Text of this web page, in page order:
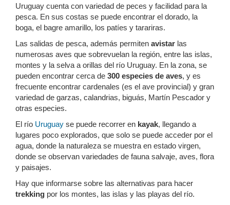
Uruguay cuenta con variedad de peces y facilidad para la
pesca. En sus costas se puede encontrar el dorado, la
boga, el bagre amarillo, los patíes y tarariras.
Las salidas de pesca, además permiten avistar las
numerosas aves que sobrevuelan la región, entre las islas,
montes y la selva a orillas del río Uruguay. En la zona, se
pueden encontrar cerca de 300 especies de aves, y es
frecuente encontrar cardenales (es el ave provincial) y gran
variedad de garzas, calandrias, biguás, Martín Pescador y
otras especies.
El río Uruguay se puede recorrer en kayak, llegando a
lugares poco explorados, que solo se puede acceder por el
agua, donde la naturaleza se muestra en estado virgen,
donde se observan variedades de fauna salvaje, aves, flora
y paisajes.
Hay que informarse sobre las alternativas para hacer
trekking por los montes, las islas y las playas del río.